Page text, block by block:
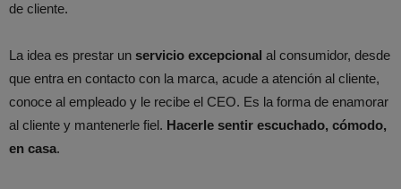
de cliente.
La idea es prestar un servicio excepcional al consumidor, desde
que entra en contacto con la marca, acude a atención al cliente,
conoce al empleado y le recibe el CEO. Es la forma de enamorar
al cliente y mantenerle fiel. Hacerle sentir escuchado, cómodo,
en casa.